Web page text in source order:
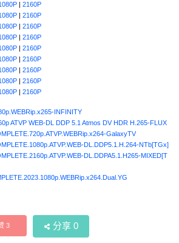
2160P
2160P
2160P
2160P
2160P
2160P
2160P
2160P
2160P
INFINITY
ATVP WEB-DL DDP 5.1 Atmos DV HDR H.265-FLUX
GalaxyTV
DL.DDP5.1.H.264-NTb[TGx]
DL.DDPA5.1.H265-MIXED[T
3 分享 0